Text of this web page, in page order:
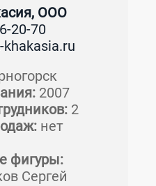
ООО
20-70
2007
2
нет
фигуры:
Сергей